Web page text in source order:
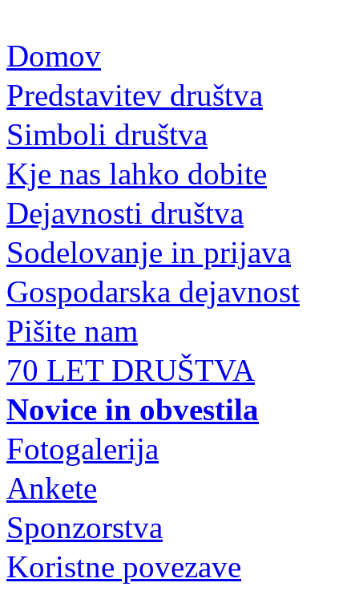
Domov
Predstavitev društva
Simboli društva
Kje nas lahko dobite
Dejavnosti društva
Sodelovanje in prijava
Gospodarska dejavnost
Pišite nam
70 LET DRUŠTVA
Novice in obvestila
Fotogalerija
Ankete
Sponzorstva
Koristne povezave